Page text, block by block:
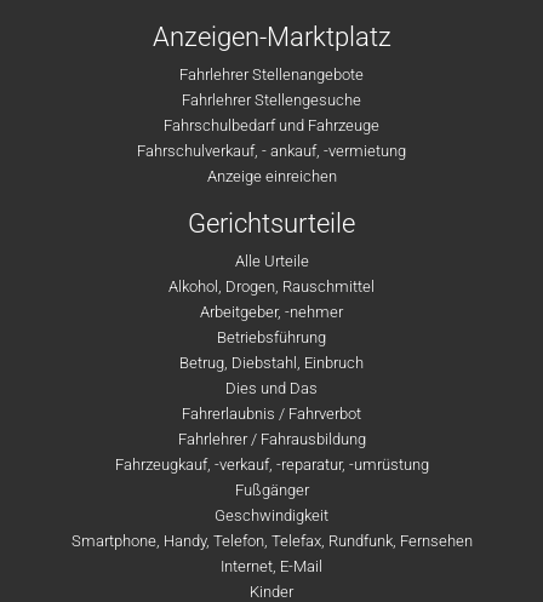
Anzeigen-Marktplatz
Fahrlehrer Stellenangebote
Fahrlehrer Stellengesuche
Fahrschulbedarf und Fahrzeuge
Fahrschulverkauf, - ankauf, -vermietung
Anzeige einreichen
Gerichtsurteile
Alle Urteile
Alkohol, Drogen, Rauschmittel
Arbeitgeber, -nehmer
Betriebsführung
Betrug, Diebstahl, Einbruch
Dies und Das
Fahrerlaubnis / Fahrverbot
Fahrlehrer / Fahrausbildung
Fahrzeugkauf, -verkauf, -reparatur, -umrüstung
Fußgänger
Geschwindigkeit
Smartphone, Handy, Telefon, Telefax, Rundfunk, Fernsehen
Internet, E-Mail
Kinder